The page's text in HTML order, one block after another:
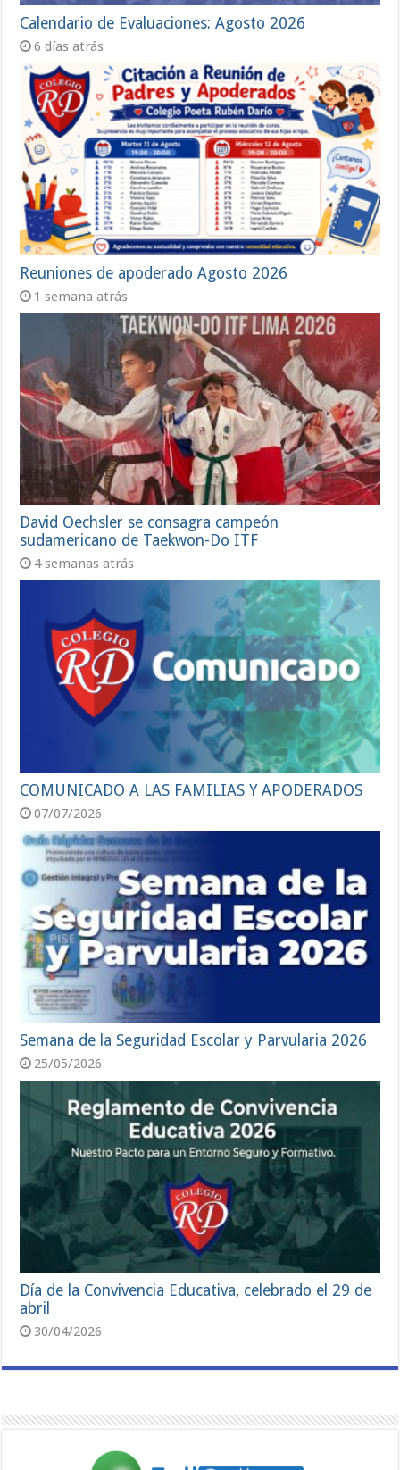
Calendario de Evaluaciones: Agosto 2026
6 días atrás
Reuniones de apoderado Agosto 2026
1 semana atrás
David Oechsler se consagra campeón
sudamericano de Taekwon-Do ITF
4 semanas atrás
COMUNICADO A LAS FAMILIAS Y APODERADOS
07/07/2026
Semana de la Seguridad Escolar y Parvularia 2026
25/05/2026
Día de la Convivencia Educativa, celebrado el 29 de
abril
30/04/2026